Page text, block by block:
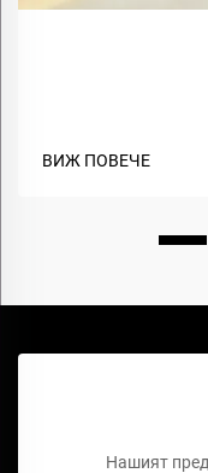
ВИЖ ПОВЕЧЕ
Нашият